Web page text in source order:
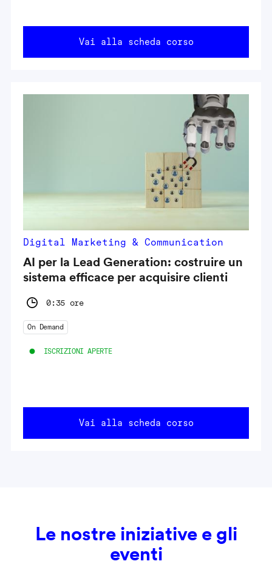
Vai alla scheda corso
Digital Marketing & Communication
AI per la Lead Generation: costruire un
sistema efficace per acquisire clienti
0:35 ore
On Demand
ISCRIZIONI APERTE
Vai alla scheda corso
Le nostre iniziative e gli
eventi